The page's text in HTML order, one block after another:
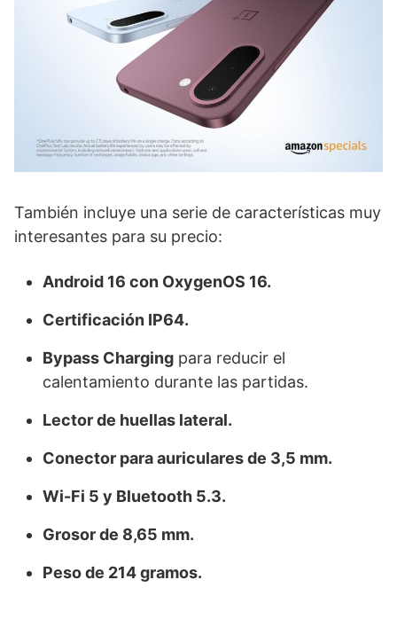
También incluye una serie de características muy
interesantes para su precio:
Android 16 con OxygenOS 16.
Certificación IP64.
Bypass Charging para reducir el
calentamiento durante las partidas.
Lector de huellas lateral.
Conector para auriculares de 3,5 mm.
Wi-Fi 5 y Bluetooth 5.3.
Grosor de 8,65 mm.
Peso de 214 gramos.